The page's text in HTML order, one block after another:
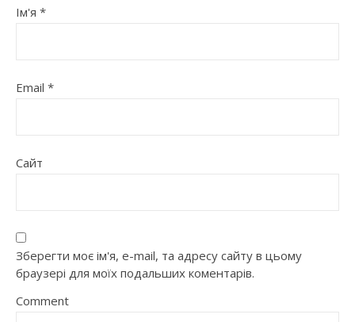
Ім'я *
Email *
Сайт
Зберегти моє ім'я, e-mail, та адресу сайту в цьому
браузері для моїх подальших коментарів.
Comment